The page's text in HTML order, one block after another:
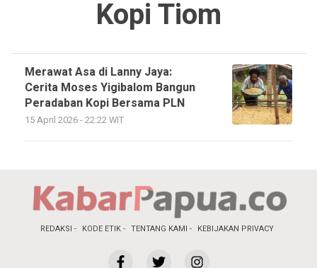
Kopi Tiom
Merawat Asa di Lanny Jaya:
Cerita Moses Yigibalom Bangun
Peradaban Kopi Bersama PLN
15 April 2026 - 22:22 WIT
REDAKSI KODE ETIK TENTANG KAMI KEBIJAKAN PRIVACY